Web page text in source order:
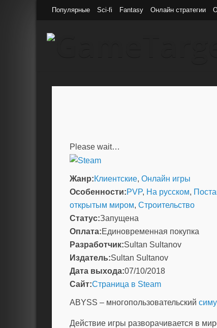
Популярные Sci-fi Fantasy Онлайн стратегии
Please wait…
Жанр:Клиентские, Онлайн игры
Особенности:PVP, На русском,
открытым миром, Строительство
Статус:Запущена
Оплата:Единовременная покупка
Разработчик:Sultan Sultanov
Издатель:Sultan Sultanov
Дата выхода:07/10/2018
Сайт:Страница в Steam
ABYSS – многопользовательский
Действие игры разворачивается в